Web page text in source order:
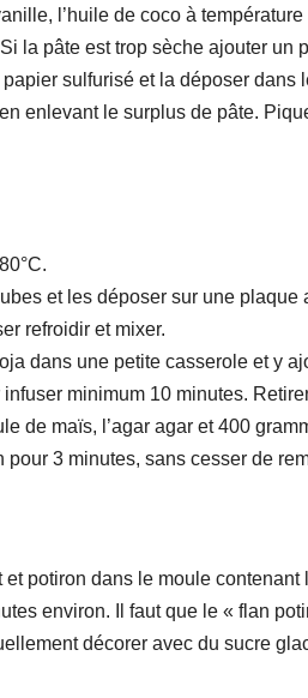
l’huile de coco à
la pâte est trop sèche ajouter un
sulfurisé et la déposer
enlevant le surplus de pâte.
et les déposer sur une
refroidir et mixer.
dans une petite casserole et y
minimum 10 minutes.
de maïs, l’agar agar et 400
pour 3 minutes, sans cesser de
potiron dans le moule
environ. Il faut que le « flan
décorer avec du sucre